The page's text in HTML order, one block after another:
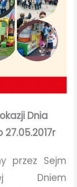
Dnia
przez Sejm
Dniem